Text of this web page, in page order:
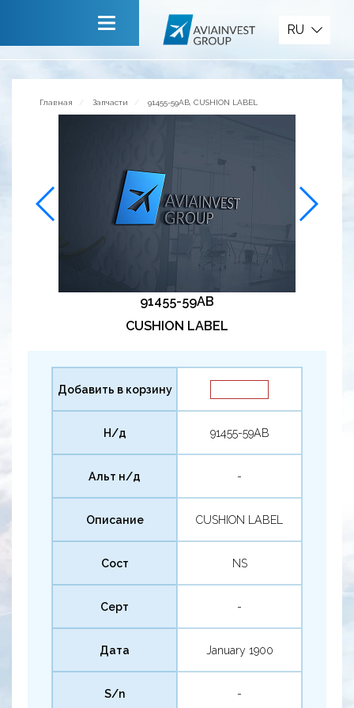
Сервисы
Обратная связь
RU
Главная Запчасти 91455-59AB, CUSHION LABEL
91455-59AB
CUSHION LABEL
Добавить в корзину
Н/д 91455-59AB
Альт н/д -
Описание CUSHION LABEL
Сост NS
Серт -
Дата January 1900
S/n -